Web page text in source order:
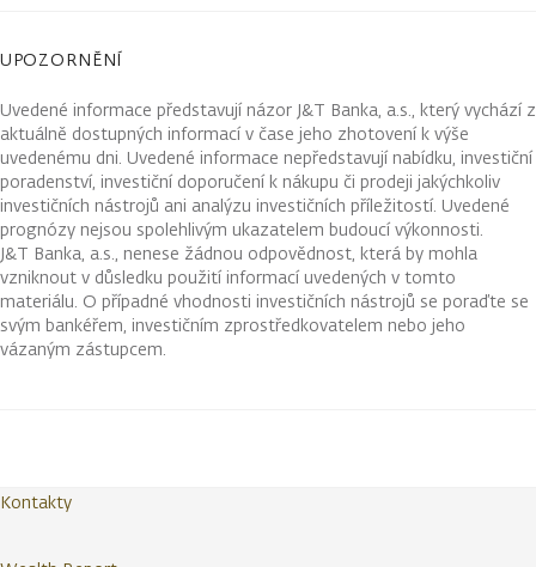
UPOZORNĚNÍ
Uvedené informace představují názor J&T Banka, a.s., který vychází z
aktuálně dostupných informací v čase jeho zhotovení k výše
uvedenému dni. Uvedené informace nepředstavují nabídku, investiční
poradenství, investiční doporučení k nákupu či prodeji jakýchkoliv
investičních nástrojů ani analýzu investičních příležitostí. Uvedené
prognózy nejsou spolehlivým ukazatelem budoucí výkonnosti.
J&T Banka, a.s., nenese žádnou odpovědnost, která by mohla
vzniknout v důsledku použití informací uvedených v tomto
materiálu. O případné vhodnosti investičních nástrojů se poraďte se
svým bankéřem, investičním zprostředkovatelem nebo jeho
vázaným zástupcem.
Kontakty